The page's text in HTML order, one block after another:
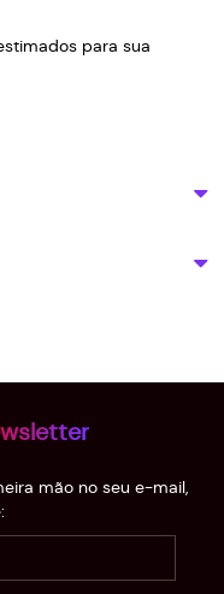
para sua
mão no seu e-mail,